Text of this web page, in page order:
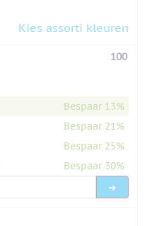
Kies assorti kleuren
100
Bespaar 13%
Bespaar 21%
Bespaar 25%
Bespaar 30%